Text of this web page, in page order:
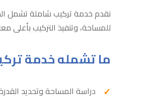
نقدم خدمة تركيب شاملة تشمل
للمساحة، وتنفيذ التركيب بأعلى
ما تشمله خدمة
دراسة المساحة وتحديد